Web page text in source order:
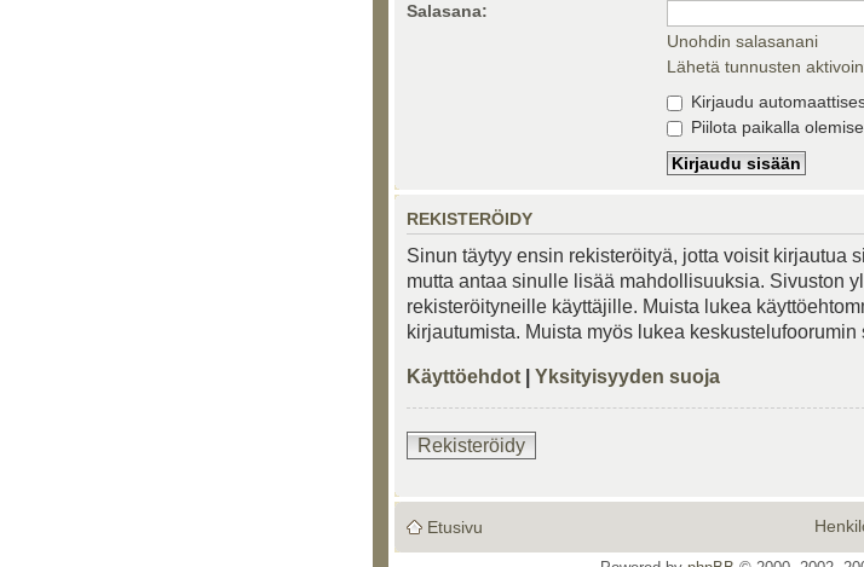
Salasana:
Unohdin salasanani
Lähetä tunnusten
Kirjaudu
Piilota paikalla
REKISTERÖIDY
Sinun täytyy ensin rekisteröityä, jotta voisit kirjautua
mutta antaa sinulle lisää mahdollisuuksia. Sivuston
rekisteröityneille käyttäjille. Muista lukea
kirjautumista. Muista myös lukea keskustelufoorumin
Käyttöehdot Yksityisyyden suoja
Rekisteröidy
Etusivu